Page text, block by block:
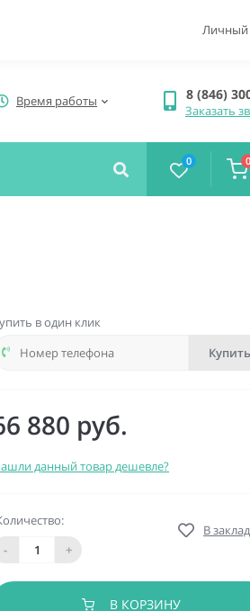
Личный
Время работы 8 (846)
Заказать
0 0
в один клик
Купить
880 руб.
данный товар дешевле?
-
+
В
В КОРЗИНУ